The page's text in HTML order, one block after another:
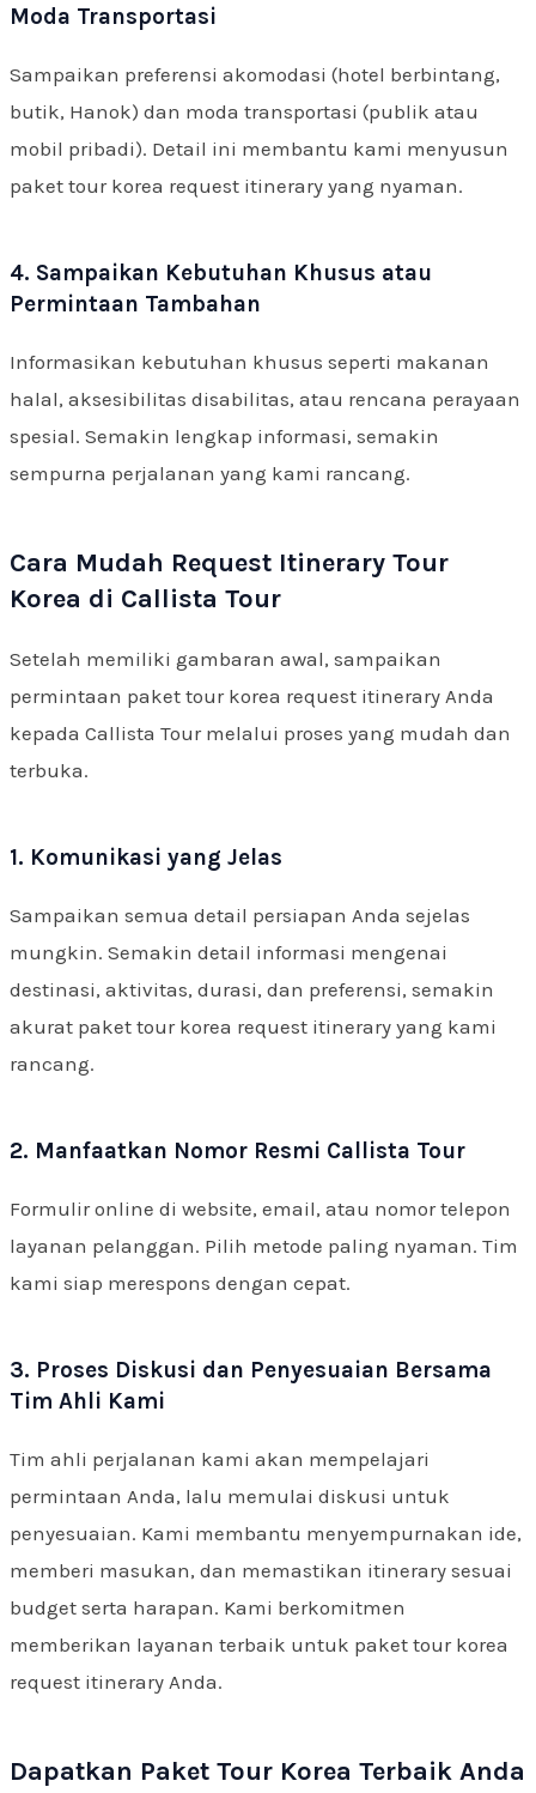
Moda Transportasi
Sampaikan preferensi akomodasi (hotel berbintang,
butik, Hanok) dan moda transportasi (publik atau
mobil pribadi). Detail ini membantu kami menyusun
paket tour korea request itinerary yang nyaman.
4. Sampaikan Kebutuhan Khusus atau
Permintaan Tambahan
Informasikan kebutuhan khusus seperti makanan
halal, aksesibilitas disabilitas, atau rencana perayaan
spesial. Semakin lengkap informasi, semakin
sempurna perjalanan yang kami rancang.
Cara Mudah Request Itinerary Tour
Korea di Callista Tour
Setelah memiliki gambaran awal, sampaikan
permintaan paket tour korea request itinerary Anda
kepada Callista Tour melalui proses yang mudah dan
terbuka.
1. Komunikasi yang Jelas
Sampaikan semua detail persiapan Anda sejelas
mungkin. Semakin detail informasi mengenai
destinasi, aktivitas, durasi, dan preferensi, semakin
akurat paket tour korea request itinerary yang kami
rancang.
2. Manfaatkan Nomor Resmi Callista Tour
Formulir online di website, email, atau nomor telepon
layanan pelanggan. Pilih metode paling nyaman. Tim
kami siap merespons dengan cepat.
3. Proses Diskusi dan Penyesuaian Bersama
Tim Ahli Kami
Tim ahli perjalanan kami akan mempelajari
permintaan Anda, lalu memulai diskusi untuk
penyesuaian. Kami membantu menyempurnakan ide,
memberi masukan, dan memastikan itinerary sesuai
budget serta harapan. Kami berkomitmen
memberikan layanan terbaik untuk paket tour korea
request itinerary Anda.
Dapatkan Paket Tour Korea Terbaik Anda